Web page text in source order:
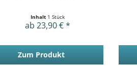
Inhalt 1 Stück
ab 23,90 € *
Zum Produkt